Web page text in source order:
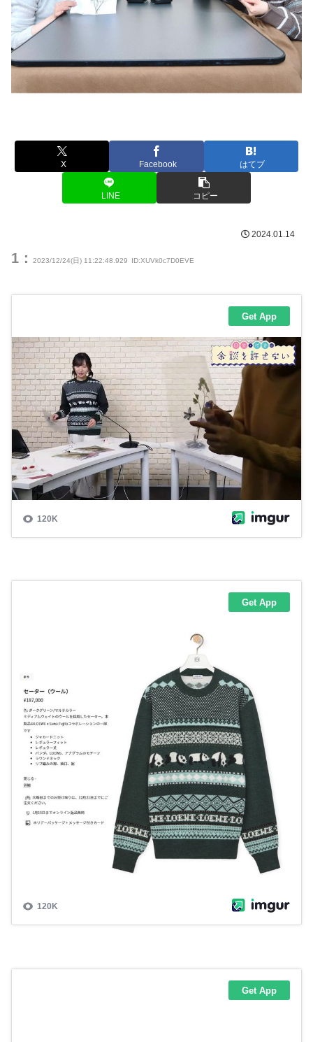
X Facebook はてブ
LINE コピー
2024.01.14
1： 2023/12/24(日) 11:22:48.929 ID:XUVk0c7D0EVE